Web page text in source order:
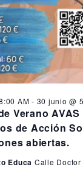
Verano
de Acción
abiertas.
AM - 30 junio @
Educa Calle Doctor